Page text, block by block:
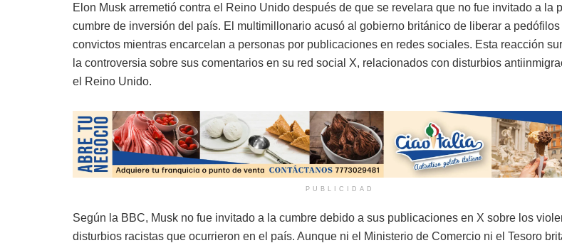
Elon Musk arremetió contra el Reino Unido después de que se revelara que no fue invitado a la
cumbre de inversión del país. El multimillonario acusó al gobierno británico de liberar a pedófilos
convictos mientras encarcelan a personas por publicaciones en redes sociales. Esta reacción
la controversia sobre sus comentarios en su red social X, relacionados con disturbios
el Reino Unido.
PUBLICIDAD
Según la BBC, Musk no fue invitado a la cumbre debido a sus publicaciones en X sobre los
disturbios racistas que ocurrieron en el país. Aunque ni el Ministerio de Comercio ni el Tesoro